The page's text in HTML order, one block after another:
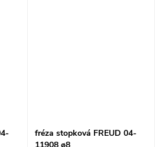
fréza stopková FREUD 04-